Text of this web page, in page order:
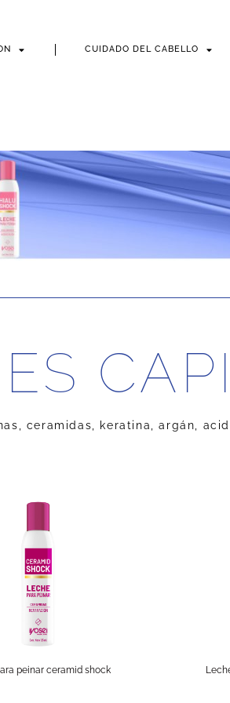
CUIDADO DEL CABELLO
ceramidas, keratina, argán,
peinar ceramid shock